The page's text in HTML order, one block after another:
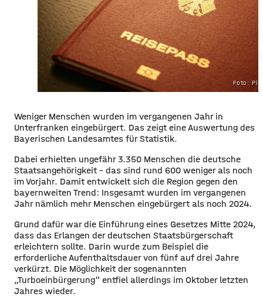
Foto:
Weniger Menschen wurden im vergangenen Jahr in
Unterfranken eingebürgert. Das zeigt eine Auswertung des
Bayerischen Landesamtes für Statistik.
Dabei erhielten ungefähr 3.350 Menschen die deutsche
Staatsangehörigkeit – das sind rund 600 weniger als noch
im Vorjahr. Damit entwickelt sich die Region gegen den
bayernweiten Trend: Insgesamt wurden im vergangenen
Jahr nämlich mehr Menschen eingebürgert als noch 2024.
Grund dafür war die Einführung eines Gesetzes Mitte 2024,
dass das Erlangen der deutschen Staatsbürgerschaft
erleichtern sollte. Darin wurde zum Beispiel die
erforderliche Aufenthaltsdauer von fünf auf drei Jahre
verkürzt. Die Möglichkeit der sogenannten
„Turboeinbürgerung“ entfiel allerdings im Oktober letzten
Jahres wieder.